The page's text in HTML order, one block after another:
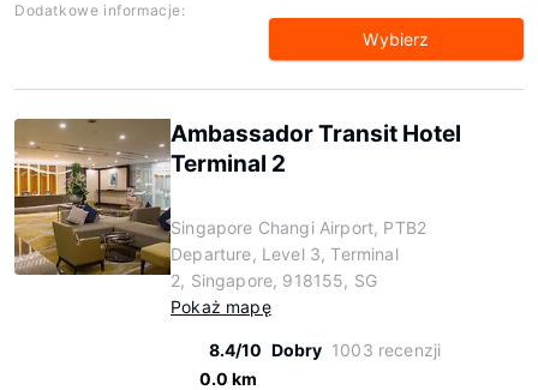
Dodatkowe informacje:
Wybierz
Ambassador Transit Hotel
Terminal 2
Singapore Changi Airport, PTB2
Departure, Level 3, Terminal
2, Singapore, 918155, SG
Pokaż mapę
8.4/10 Dobry 1003 recenzji
0.0 km